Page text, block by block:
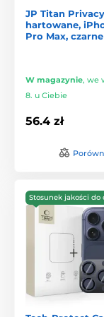
JP Titan Privacy
hartowane,
Pro Max, czarne
W magazynie, we
8. u Ciebie
56.4 zł
Stosunek jakości do